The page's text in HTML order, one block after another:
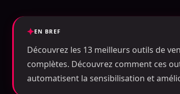
EN BREF
Découvrez les 13 meilleurs outils de
complètes. Découvrez comment ces
automatisent la sensibilisation et